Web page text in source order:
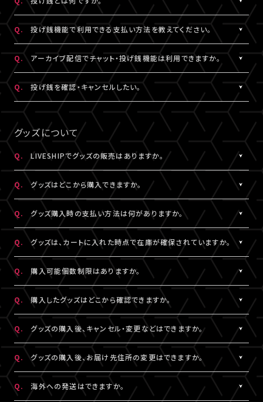
iOS：なし
Android：Chrome
なお、ユーザーがニックネームを変更した場合であっても、過去の
チャットのニックネームは変更されず、変更前のニックネームが表
示されます。
※ニックネームの登録・編集は配信視聴ページからも設定いただ
けます。
※コミュニティ機能が設定されている配信では、コミュニティ機能
とチャット機能のニックネーム設定は連動されます。
※公演によってはX連携をご利用いただけない場合があります。
欄上部「×」印）を押下すると、チャット非表示となります。 また、全
画面表示にした場合も、チャットは非表示になります。
A.
配信中にチップを送ることができる機能です。
投げ銭機能をご利用の場合は、「マイページ」内「基本情報」にござ
います「決済情報」にてクレジットカード決済情報のご登録いただ
くか、
配信中に配信視聴ページよりクレジットカード決済情報のご登録
をお願いいたします。
※公演によっては、投げ銭機能をご利用いただけない場合があり
ます。
Q. 投げ銭機能で利用できる支払い方法を教えてください。
クレジットカード決済をご利用いただけます。
投げ銭機能をご利用の場合は、「マイページ」内「基本情報」にござ
います「決済情報」にてクレジットカード決済情報のご登録いただ
くか、
配信中に配信視聴ページよりクレジットカード決済情報のご登録
をお願いいたします。
なお、決済方法については今後追加される可能性がございます。
Q. アーカイブ配信でチャット・投げ銭機能は利用できますか。
公演により異なります。チケット販売ページなどでご確認ください。
Q. 投げ銭を確認・キャンセルしたい。
投げ銭をキャンセルすることはできません。投げ銭機能をご利用の
場合は、金額に誤りがないか確認のうえ、ご利用ください。
複数回クリックにより、重複課金となる可能性がございますので、
ご注意ください。
※ご利用になった投げ銭は「マイページ」内「投げ銭履歴」よりご
確認いただけます。
グッズについて
Q. LIVESHIPでグッズの販売はありますか。
グッズの販売有無は各配信により異なります。
Q. グッズはどこから購入できますか。
各配信視聴ページなどでご購入いただけます。
LIVESHIPにご登録のA!-ID（メールアドレス）でログインのうえ、ご
利用ください。
※グッズをご購入いただくには、LIVESHIPへの会員登録が必要と
なります。
※LIVESHIPへの会員登録については ［Q:LIVESHIPを利用するに
はどうすればいいですか。］をご参照ください。
Q. グッズ購入時の支払い方法は何がありますか。
クレジットカード決済、コンビニ決済がご利用いただけます。
Q. グッズは、カートに入れた時点で在庫が確保されていますか。
カートに入れた時点では在庫確保とはなりません。
ご注文手続きが完了した時点で在庫確保となります。
ただしコンビニ決済をご利用の場合、支払い期限を過ぎると在庫
確保はリセットされますので予めご了承ください。
Q. 購入可能個数制限はありますか。
A.
公演・グッズにより異なります。グッズ商品詳細ページなどでご確
認ください。
Q. 購入したグッズはどこから確認できますか。
A.
「決済完了のお知らせ」メール、または「マイページ」内「グッズ購入
情報」よりご確認いただけます。
Q. グッズの購入後、キャンセル・変更などはできますか。
A.
お客様都合による商品購入後の注文内容の変更・キャンセル・返
品・交換は一切お受けできません。
また、一度決済を完了された決済手段を変更することもできません
のでご注意ください。
Q. グッズの購入後、お届け先住所の変更はできますか。
A.
購入後、「マイページ」内「グッズ購入情報」にて、配送状況が「出荷
準備前」の場合に変更が可能です。
Q. 海外への発送はできますか。